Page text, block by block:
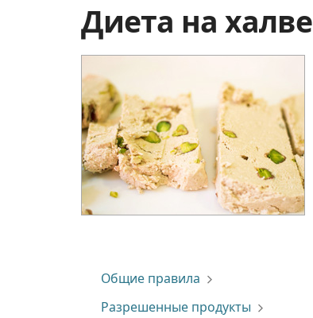
Диета на халве
Общие правила
Разрешенные продукты